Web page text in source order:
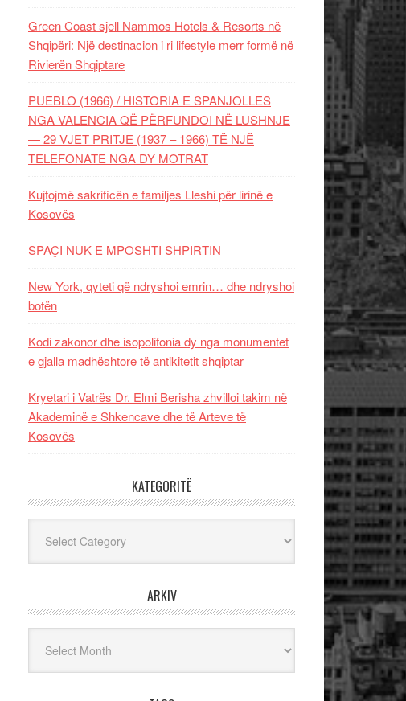
Green Coast sjell Nammos Hotels & Resorts në
Shqipëri: Një destinacion i ri lifestyle merr formë në
Rivierën Shqiptare
PUEBLO (1966) / HISTORIA E SPANJOLLES
NGA VALENCIA QË PËRFUNDOI NË LUSHNJE
— 29 VJET PRITJE (1937 – 1966) TË NJË
TELEFONATE NGA DY MOTRAT
Kujtojmë sakrificën e familjes Lleshi për lirinë e
Kosovës
SPAÇI NUK E MPOSHTI SHPIRTIN
New York, qyteti që ndryshoi emrin… dhe ndryshoi
botën
Kodi zakonor dhe isopolifonia dy nga monumentet
e gjalla madhështore të antikitetit shqiptar
Kryetari i Vatrës Dr. Elmi Berisha zhvilloi takim në
Akademinë e Shkencave dhe të Arteve të
Kosovës
KATEGORITË
ARKIV